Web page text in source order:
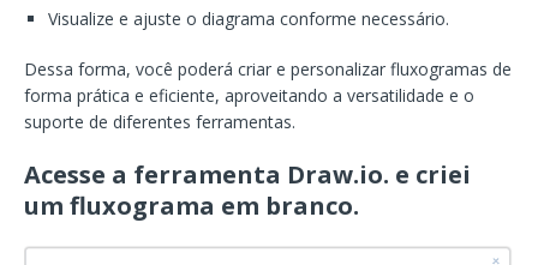
Visualize e ajuste o diagrama conforme necessário.
Dessa forma, você poderá criar e personalizar fluxogramas de
forma prática e eficiente, aproveitando a versatilidade e o
suporte de diferentes ferramentas.
Acesse a ferramenta Draw.io. e criei
um fluxograma em branco.